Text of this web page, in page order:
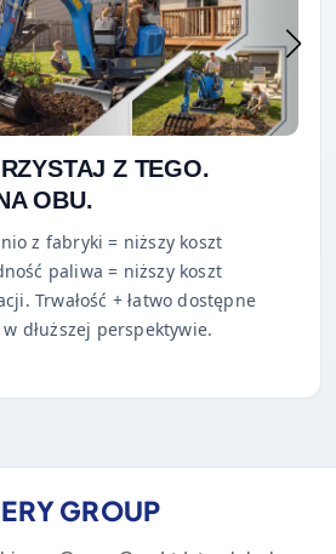
Z TEGO.
OBU.
z fabryki = niższy koszt
paliwa = niższy koszt
Trwałość + łatwo dostępne
dłuższej perspektywie.
GROUP